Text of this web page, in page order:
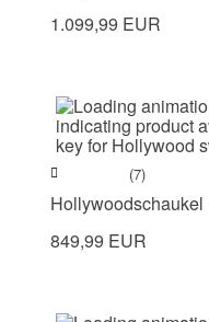
1.099,99 EUR
(7)
849,99 EUR